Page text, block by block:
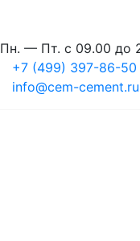
Пн. — Пт. с 09.00 до
+7 (499) 397-86-50
info@cem-cement.ru